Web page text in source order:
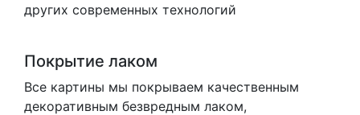
других современных технологий
Покрытие лаком
Все картины мы покрываем качественным
декоративным безвредным лаком,